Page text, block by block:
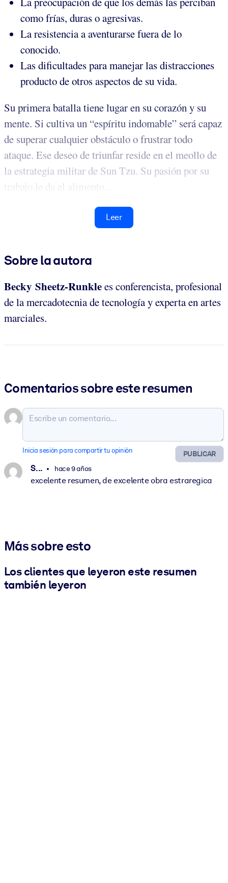
como frías, duras o agresivas.
La resistencia a aventurarse fuera de lo
conocido.
Las dificultades para manejar las distracciones
producto de otros aspectos de su vida.
Su primera batalla tiene lugar en su corazón y su
mente. Si cultiva un “espíritu indomable” será capaz
de superar cualquier obstáculo o frustrar todo
ataque. Ese deseo de triunfar reside en el meollo de
la estrategia militar de Sun Tzu. Su pasión por su
trabajo le da el alimento...
Leer
Sobre la autora
Becky Sheetz-Runklees conferencista, profesional
de la mercadotecnia de tecnología y experta en artes
marciales.
Comentarios sobre este resumen
PUBLICAR
Inicia sesión para compartir tu opinión
S. .. hace 9 años
excelente resumen, de excelente obra estraregica
Más sobre esto
Los clientes que leyeron este resumen
también leyeron